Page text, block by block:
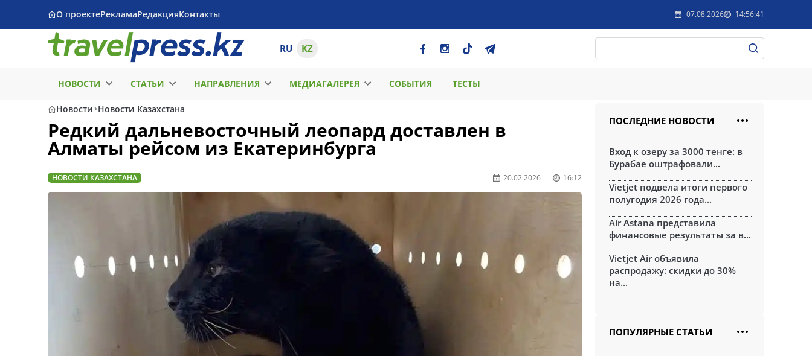
О проектеРекламаРедакцияКонтакты 07.08.2026 14:56:41
RU KZ
НОВОСТИ СТАТЬИ НАПРАВЛЕНИЯ МЕДИАГАЛЕРЕЯ СОБЫТИЯ ТЕСТЫ
Новости Новости Казахстана
Редкий дальневосточный леопард доставлен в
Алматы рейсом из Екатеринбурга
НОВОСТИ КАЗАХСТАНА 20.02.2026 16:12
ПОСЛЕДНИЕ НОВОСТИ
Вход к озеру за 3000 тенге: в
Бурабае оштрафовали...
Vietjet подвела итоги первого
полугодия 2026 года...
Air Astana представила
финансовые результаты за в...
Vietjet Air объявила
распродажу: скидки до 30%
на...
ПОПУЛЯРНЫЕ СТАТЬИ